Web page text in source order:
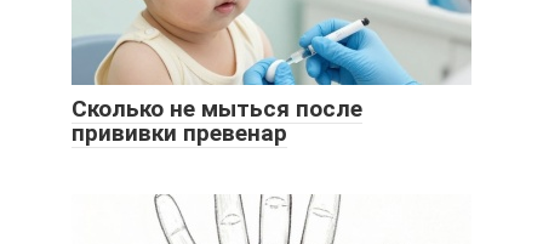
Сколько не мыться после
прививки превенар